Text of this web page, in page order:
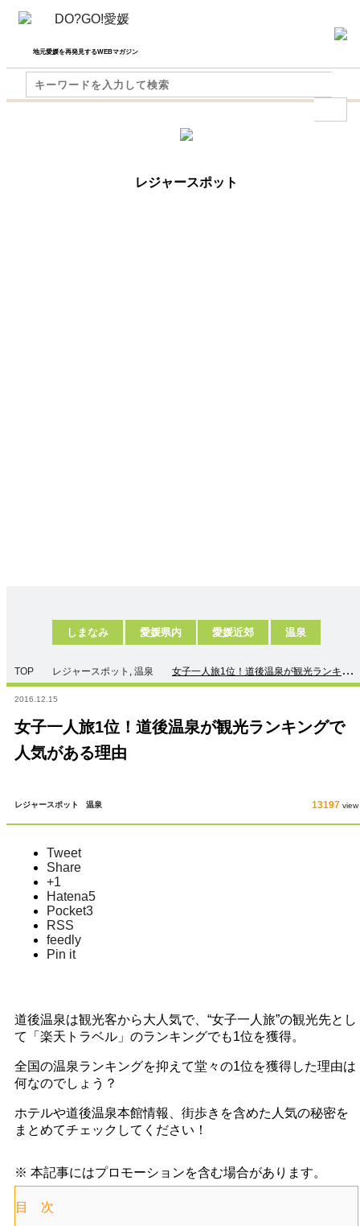
地元愛媛を再発見するWEBマガジン
レジャースポット
しまなみ 愛媛県内 愛媛近郊 温泉
TOP レジャースポット , 温泉
女子一人旅1位！道後温泉が観光ランキン
グで人気がある理由
2016.12.15
女子一人旅1位！道後温泉が観光ランキングで
人気がある理由
レジャースポット 温泉 13197 view
Tweet
Share
+1
Hatena5
Pocket3
RSS
feedly
Pin it
道後温泉は観光客から大人気で、“女子一人旅”の観光先とし
て「楽天トラベル」のランキングでも1位を獲得。
全国の温泉ランキングを抑えて堂々の1位を獲得した理由は
何なのでしょう？
ホテルや道後温泉本館情報、街歩きを含めた人気の秘密を
まとめてチェックしてください！
※ 本記事にはプロモーションを含む場合があります。
目 次